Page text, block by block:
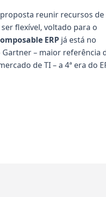
proposta reunir recursos de
flexível, voltado para o
ERP já está no
Gartner – maior referência
de TI – a 4ª era do